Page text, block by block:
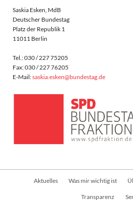
Saskia Esken, MdB
Deutscher Bundestag
Platz der Republik 1
11011 Berlin
Tel.: 030 / 227 75205
Fax: 030 / 227 76205
E-Mail:saskia.esken@bundestag.de
Navigation
Aktuelles Was mir wichtig ist
Transparenz